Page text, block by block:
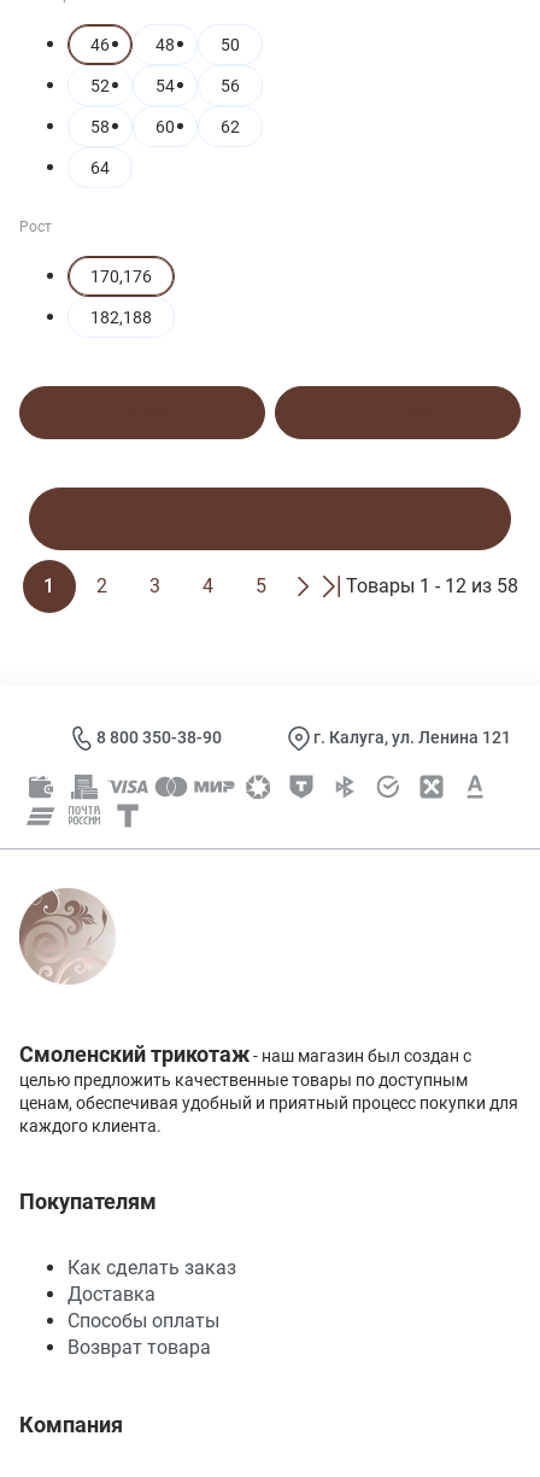
46 48 50
52 54 56
58 60 62
64
Рост
170,176
182,188
1 2 3 4 5 Товары 1 - 12 из 58
8 800 350-38-90 г. Калуга, ул. Ленина 121
Смоленский трикотаж- наш магазин был создан с
целью предложить качественные товары по доступным
ценам, обеспечивая удобный и приятный процесс покупки для
каждого клиента.
Покупателям
Как сделать заказ
Доставка
Способы оплаты
Возврат товара
Компания